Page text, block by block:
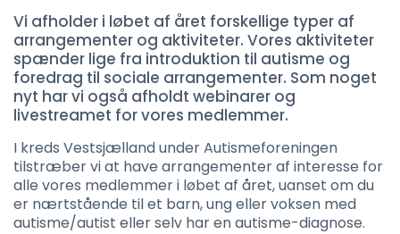
Vi afholder i løbet af året forskellige typer af
arrangementer og aktiviteter. Vores aktiviteter
spænder lige fra introduktion til autisme og
foredrag til sociale arrangementer. Som noget
nyt har vi også afholdt webinarer og
livestreamet for vores medlemmer.
I kreds Vestsjælland under Autismeforeningen
tilstræber vi at have arrangementer af interesse for
alle vores medlemmer i løbet af året, uanset om du
er nærtstående til et barn, ung eller voksen med
autisme/autist eller selv har en autisme-diagnose.